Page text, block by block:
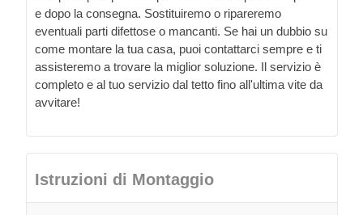
e dopo la consegna. Sostituiremo o ripareremo
eventuali parti difettose o mancanti. Se hai un dubbio su
come montare la tua casa, puoi contattarci sempre e ti
assisteremo a trovare la miglior soluzione. Il servizio è
completo e al tuo servizio dal tetto fino all'ultima vite da
avvitare!
Istruzioni di Montaggio